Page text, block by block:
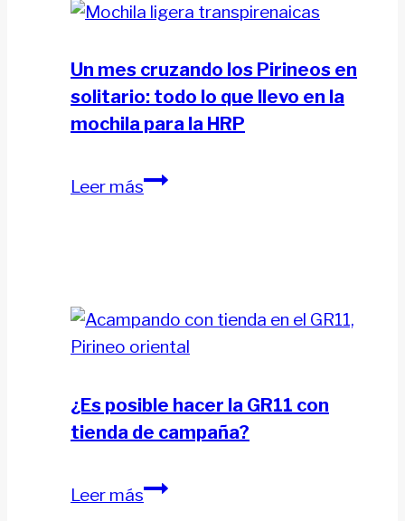
–
al
37
días
en
GR11
Un mes cruzando los Pirineos en
solitario: todo lo que llevo en la
mochila para la HRP
Leer másUn
en
solitario:
lo
que
la
¿Es posible hacer la GR11 con
tienda de campaña?
Leer más¿Es